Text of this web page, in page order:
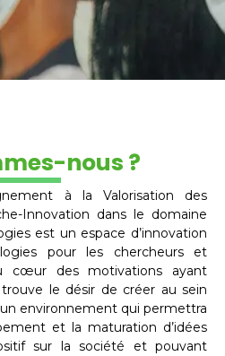
nous ?
à la Valorisation des
Innovation dans le domaine
est un espace d’innovation
pour les chercheurs et
cœur des motivations ayant
le désir de créer au sein
environnement qui permettra
et la maturation d’idées
sur la société et pouvant